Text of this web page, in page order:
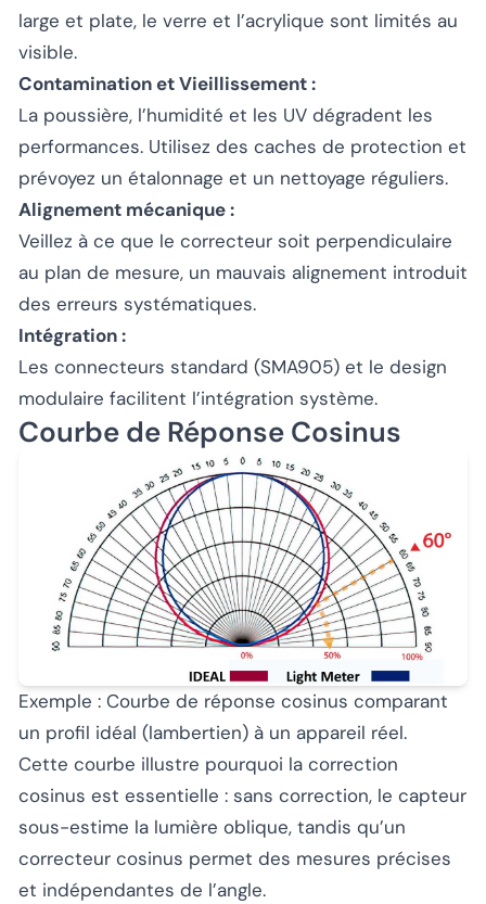
large et plate, le verre et l’acrylique sont limités au
visible.
Contamination et Vieillissement :
La poussière, l’humidité et les UV dégradent les
performances. Utilisez des caches de protection et
prévoyez un étalonnage et un nettoyage réguliers.
Alignement mécanique :
Veillez à ce que le correcteur soit perpendiculaire
au plan de mesure, un mauvais alignement introduit
des erreurs systématiques.
Intégration :
Les connecteurs standard (SMA905) et le design
modulaire facilitent l’intégration système.
Courbe de Réponse Cosinus
Exemple : Courbe de réponse cosinus comparant
un profil idéal (lambertien) à un appareil réel.
Cette courbe illustre pourquoi la correction
cosinus est essentielle : sans correction, le capteur
sous-estime la lumière oblique, tandis qu’un
correcteur cosinus permet des mesures précises
et indépendantes de l’angle.